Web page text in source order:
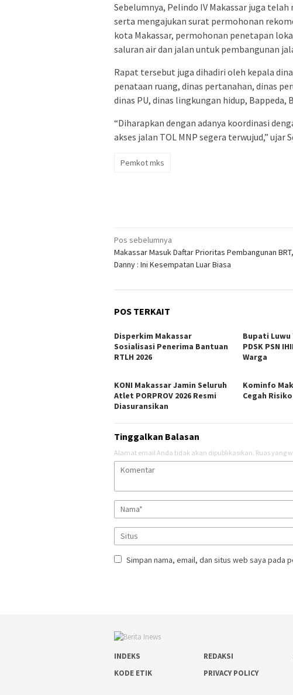
Sebelumnya, Pelindo IV Makassar juga
serta mengajukan surat permohonan
kota Makassar, permohonan penetapan
saluran air dan jalan untuk pembangunan
Rapat tersebut juga dihadiri oleh kepala
penataan ruang, dinas pertanahan, dinas
dinas PU, dinas lingkungan hidup, Bappeda,
“Diharapkan dengan adanya koordinasi
akses jalan TOL MNP segera terwujud,” ujar
Pemkot mks
Navigasi
pos
Pos sebelumnya
Makassar Masuk Daftar Prioritas Pembangunan BRT,
Danny : Ini Kesempatan Luar Biasa
POS TERKAIT
Disperkim Makassar
Sosialisasi Penerima Bantuan
RTLH 2026
Bupati
PDSK PSN
Warga
KONI Makassar Jamin Seluruh
Atlet PORPROV 2026 Resmi
Diasuransikan
Kominfo
Cegah
Tinggalkan Balasan
Alamat email Anda tidak akan dipublikasikan. Ruas yang
Simpan nama, email, dan situs web saya pada
INDEKS REDAKSI
KODE ETIK
PRIVACY POLICY